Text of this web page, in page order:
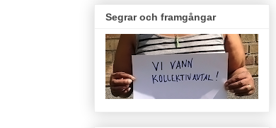
Segrar och framgångar